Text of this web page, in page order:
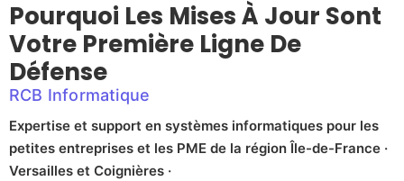
Pourquoi Les Mises À Jour Sont
Votre Première Ligne De
Défense
RCB Informatique
Expertise et support en systèmes informatiques pour les
petites entreprises et les PME de la région Île-de-France ·
Versailles et Coignières ·